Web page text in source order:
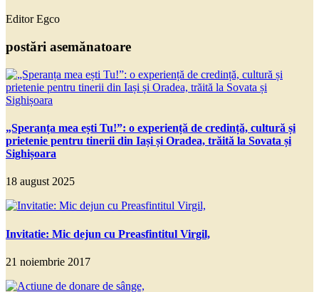
Editor Egco
postări asemănatoare
„Speranța mea ești Tu!”: o experiență de credință, cultură și
prietenie pentru tinerii din Iași și Oradea, trăită la Sovata și
Sighișoara
18 august 2025
Invitatie: Mic dejun cu Preasfintitul Virgil,
21 noiembrie 2017